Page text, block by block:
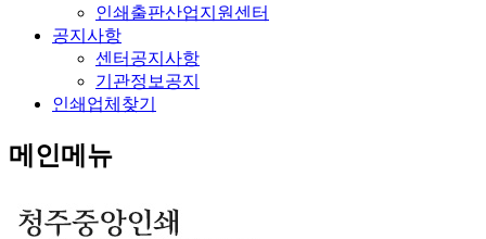
인쇄출판산업지원센터
공지사항
센터공지사항
기관정보공지
인쇄업체찾기
메인메뉴